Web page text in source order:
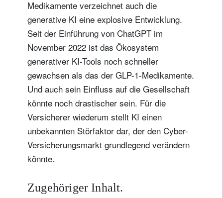
Medikamente verzeichnet auch die
generative KI eine explosive Entwicklung.
Seit der Einführung von ChatGPT im
November 2022 ist das Ökosystem
generativer KI-Tools noch schneller
gewachsen als das der GLP-1-Medikamente.
Und auch sein Einfluss auf die Gesellschaft
könnte noch drastischer sein. Für die
Versicherer wiederum stellt KI einen
unbekannten Störfaktor dar, der den Cyber-
Versicherungsmarkt grundlegend verändern
könnte.
Zugehöriger Inhalt.